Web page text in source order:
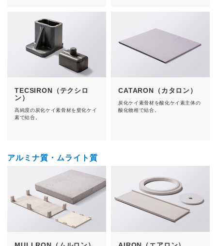
TECSIRON（テクシロ
ン）
高純度の炭化ケイ素骨材を窒化ケイ
素で結合。
CATARON（カタロン）
炭化ケイ素骨材を酸化ケイ素主体の
酸化物相で結合。
アルミナ質・ムライト質